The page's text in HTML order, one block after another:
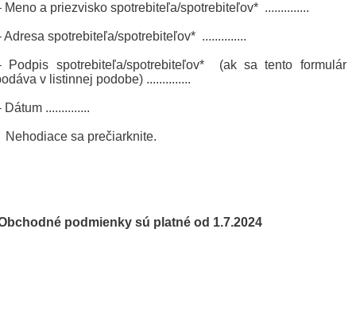
Meno a priezvisko spotrebiteľa/spotrebiteľov* ..............
Adresa spotrebiteľa/spotrebiteľov* ..............
Podpis spotrebiteľa/spotrebiteľov* (ak sa tento formulár
v listinnej podobe) ..............
Dátum ..............
Nehodiace sa prečiarknite.
podmienky sú platné od 1.7.2024